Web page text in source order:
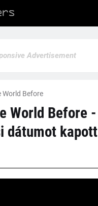
Advertisement
World Before
World Before -
dátumot kapott